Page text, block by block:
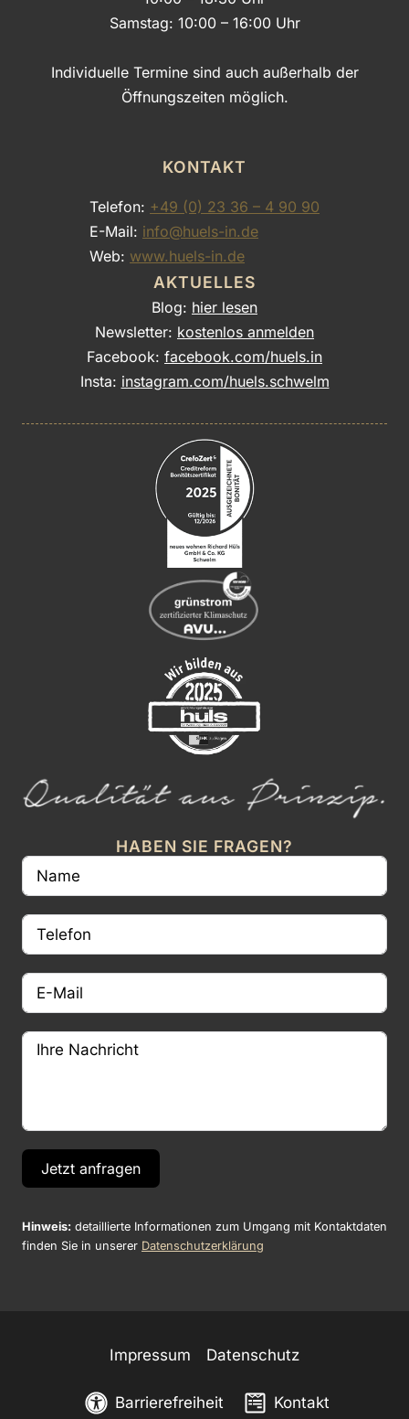
Samstag: 10:00 – 16:00 Uhr
Individuelle Termine sind auch außerhalb der
Öffnungszeiten möglich.
KONTAKT
Telefon: +49 (0) 23 36 – 4 90 90
E-Mail: info@huels-in.de
Web: www.huels-in.de
AKTUELLES
Blog: hier lesen
Newsletter: kostenlos anmelden
Facebook: facebook.com/huels.in
Insta: instagram.com/huels.schwelm
HABEN SIE FRAGEN?
Jetzt anfragen
Hinweis: detaillierte Informationen zum Umgang mit Kontaktdaten
finden Sie in unserer Datenschutzerklärung
Impressum Datenschutz
Barrierefreiheit Kontakt